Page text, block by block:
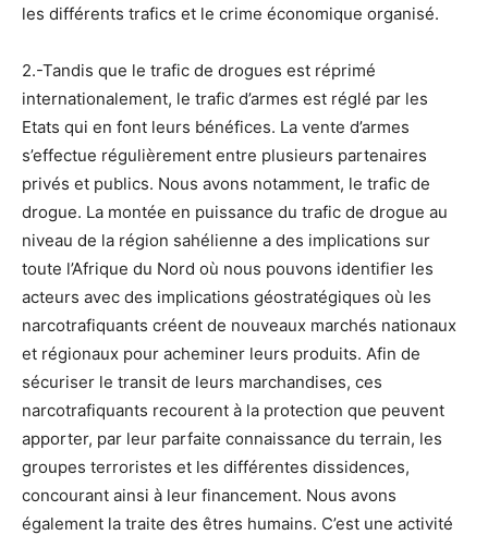
les différents trafics et le crime économique organisé.
2.-Tandis que le trafic de drogues est réprimé
internationalement, le trafic d’armes est réglé par les
Etats qui en font leurs bénéfices. La vente d’armes
s’effectue régulièrement entre plusieurs partenaires
privés et publics. Nous avons notamment, le trafic de
drogue. La montée en puissance du trafic de drogue au
niveau de la région sahélienne a des implications sur
toute l’Afrique du Nord où nous pouvons identifier les
acteurs avec des implications géostratégiques où les
narcotrafiquants créent de nouveaux marchés nationaux
et régionaux pour acheminer leurs produits. Afin de
sécuriser le transit de leurs marchandises, ces
narcotrafiquants recourent à la protection que peuvent
apporter, par leur parfaite connaissance du terrain, les
groupes terroristes et les différentes dissidences,
concourant ainsi à leur financement. Nous avons
également la traite des êtres humains. C’est une activité